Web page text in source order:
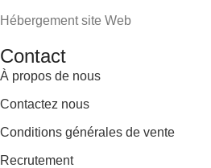
Hébergement site Web
Contact
À propos de nous
Contactez nous
Conditions générales de vente
Recrutement